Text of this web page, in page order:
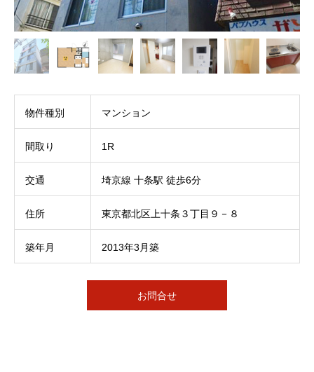
物件種別 マンション
間取り 1R
交通 埼京線 十条駅 徒歩6分
住所 東京都北区上十条３丁目９－８
築年月 2013年3月築
お問合せ